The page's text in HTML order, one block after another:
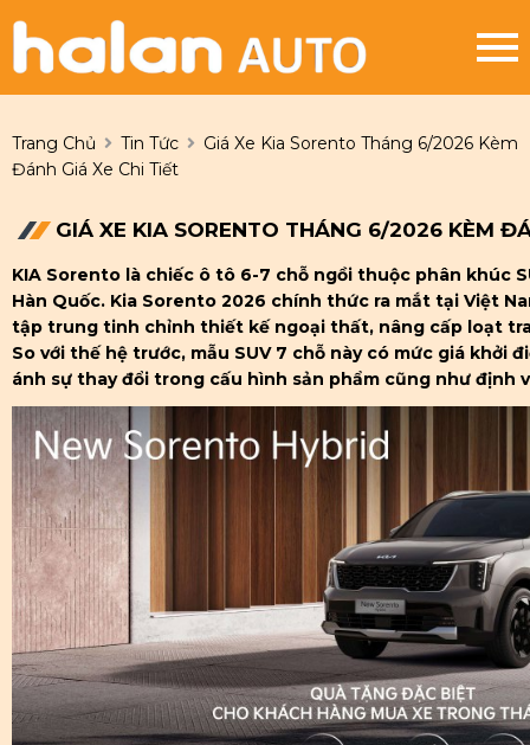
Trang Chủ Tin Tức
Giá Xe Kia Sorento Tháng 6/2026 Kèm
Đánh Giá Xe Chi Tiết
GIÁ XE KIA SORENTO THÁNG 6/2026 KÈM
KIA Sorento là chiếc ô tô 6-7 chỗ ngồi thuộc phân khúc
Hàn Quốc. Kia Sorento 2026 chính thức ra mắt tại Việt
tập trung tinh chỉnh thiết kế ngoại thất, nâng cấp loạt
So với thế hệ trước, mẫu SUV 7 chỗ này có mức giá khởi
ánh sự thay đổi trong cấu hình sản phẩm cũng như định